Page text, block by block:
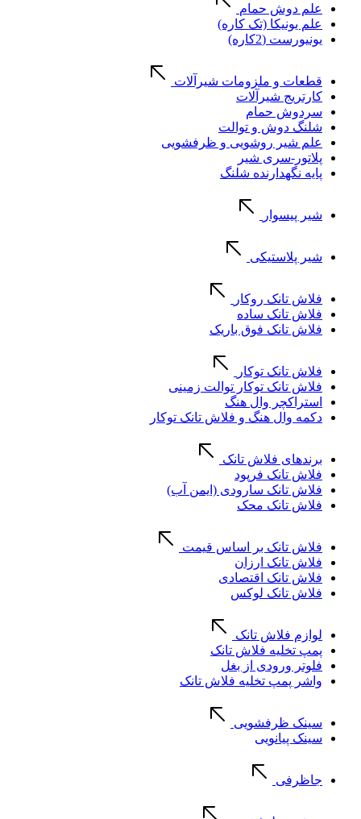
علم دوش حمام
علم یونیکا (تک کاره)
یونیورست (2کاره)
قطعات و ملزومات شیرآلات
کارتریج شیرآلات
سردوش حمام
شلنگ دوش و توالت
علم شیر روشویی و ظرفشویی
پلاتور-سری شیر
پایه نگهدارنده شلنگ
شیر پیسوار
شیر پلاستیکی
فلاش تانک روکار
فلاش تانک ساده
فلاش تانک فوق باریک
فلاش تانک توکار
فلاش تانک توکار توالت زمینی
استراکچر وال هنگ
دکمه وال هنگ و فلاش تانک توکار
برندهای فلاش تانک
فلاش تانک فرپود
فلاش تانک سارودی (ایمن آب)
فلاش تانک محک
فلاش تانک بر اساس قیمت
فلاش تانک ارزان
فلاش تانک اقتصادی
فلاش تانک لوکس
لوازم فلاش تانک
پمپ تخلیه فلاش تانک
فلوتر ورودی از بغل
واشر پمپ تخلیه فلاش تانک
سینک ظرفشویی
سینک پیانویی
جاظرفی